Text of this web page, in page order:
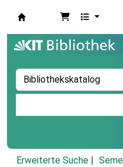
Erweiterte Suche